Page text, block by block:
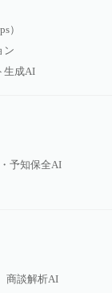
）
ン
生成AI
予知保全AI
商談解析AI